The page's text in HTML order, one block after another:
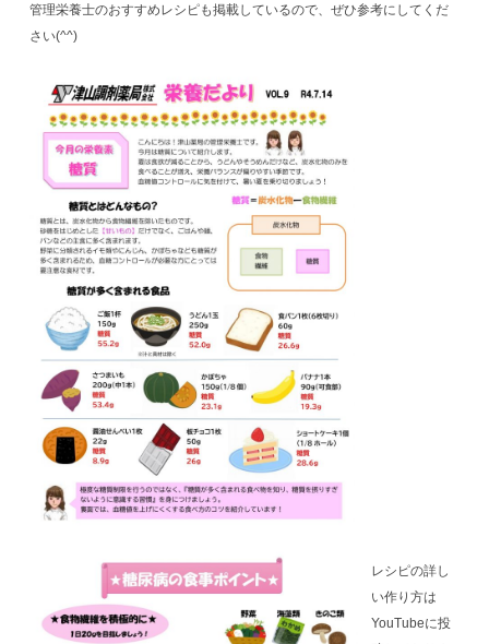
管理栄養士のおすすめレシピも掲載しているので、ぜひ参考にしてくだ
さい(^^)
レシピの詳し
い作り方は
YouTubeに投